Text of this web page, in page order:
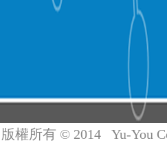
版權所有 © 2014 Yu-You